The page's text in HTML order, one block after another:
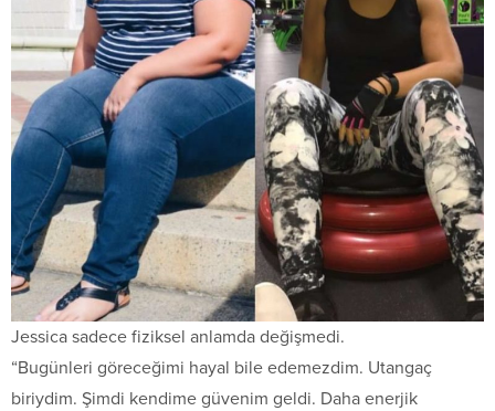
Jessica sadece fiziksel anlamda değişmedi.
“Bugünleri göreceğimi hayal bile edemezdim. Utangaç
biriydim. Şimdi kendime güvenim geldi. Daha enerjik